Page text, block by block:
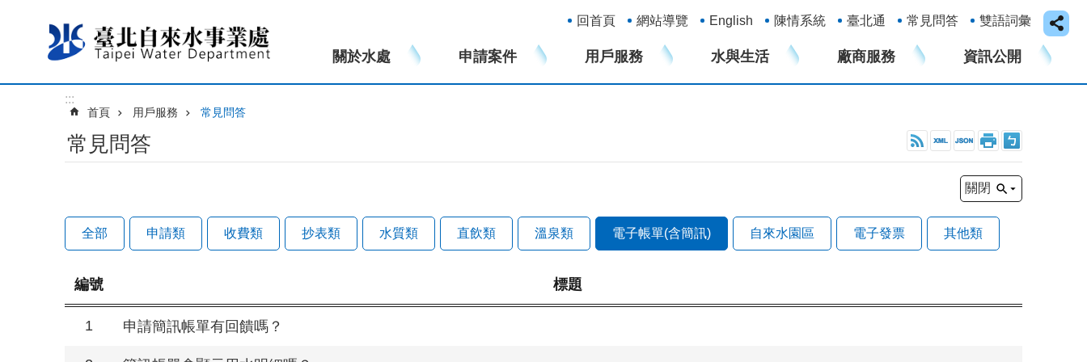
回首頁
網站導覽 English 陳情系統 臺北通 常見問答 雙語詞彙
關於水處 申請案件 用戶服務 水與生活 廠商服務 資訊公開
:::
首頁 用戶服務 常見問答
常見問答
關閉
全部 申請類 收費類 抄表類 水質類 直飲類 溫泉類 電子帳單(含簡訊) 自來水園區 電子發票 其他類
編號 標題
1 申請簡訊帳單有回饋嗎？